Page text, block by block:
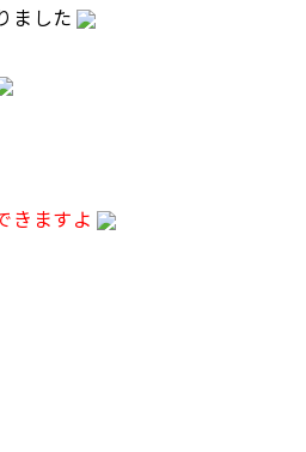
ました
きますよ